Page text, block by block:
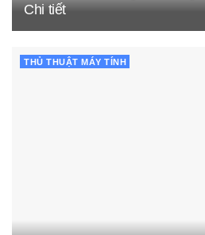
Chi tiết
THỦ THUẬT MÁY TÍNH